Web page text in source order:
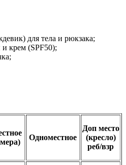
для тела и рюкзака;
крем (SPF50);
Одноместное
Доп место
(кресло)
реб/взр